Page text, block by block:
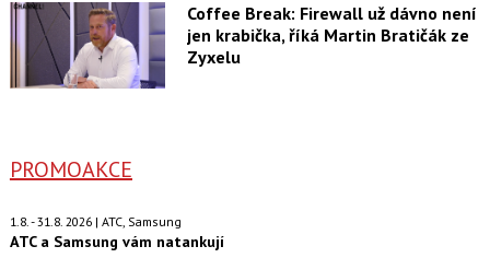
Coffee Break: Firewall už dávno není
jen krabička, říká Martin Bratičák ze
Zyxelu
PROMOAKCE
1.8. - 31.8. 2026 | ATC, Samsung
ATC a Samsung vám natankují